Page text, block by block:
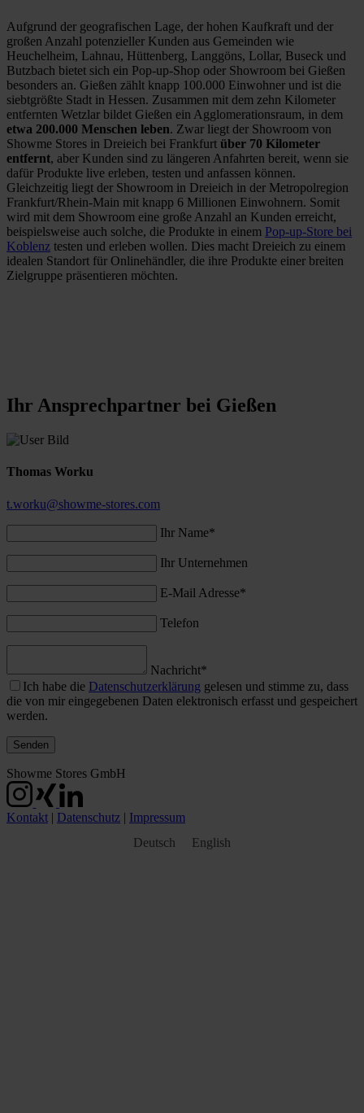
Aufgrund der geografischen Lage, der hohen Kaufkraft und der
großen Anzahl potenzieller Kunden aus Gemeinden wie
Heuchelheim, Lahnau, Hüttenberg, Langgöns, Lollar, Buseck und
Butzbach bietet sich ein Pop-up-Shop oder Showroom bei Gießen
besonders an. Gießen zählt knapp 100.000 Einwohner und ist die
siebtgrößte Stadt in Hessen. Zusammen mit dem zehn Kilometer
entfernten Wetzlar bildet Gießen ein Agglomerationsraum, in dem
etwa 200.000 Menschen leben. Zwar liegt der Showroom von
Showme Stores in Dreieich bei Frankfurt über 70 Kilometer
entfernt, aber Kunden sind zu längeren Anfahrten bereit, wenn sie
dafür Produkte live erleben, testen und anfassen können.
Gleichzeitig liegt der Showroom in Dreieich in der Metropolregion
Frankfurt/Rhein-Main mit knapp 6 Millionen Einwohnern. Somit
wird mit dem Showroom eine große Anzahl an Kunden erreicht,
beispielsweise auch solche, die Produkte in einem Pop-up-Store bei
Koblenz testen und erleben wollen. Dies macht Dreieich zu einem
idealen Standort für Onlinehändler, die ihre Produkte einer breiten
Zielgruppe präsentieren möchten.
Ihr Ansprechpart­ner bei Gießen
Thomas Worku
t.worku@showme-stores.com
Ihr Name*
Ihr Unternehmen
E-Mail Adresse*
Telefon
Nachricht*
Ich habe die Datenschutzerklärung gelesen und stimme zu, dass
die von mir eingegebenen Daten elektronisch erfasst und gespeichert
werden.
Showme Stores GmbH
Kontakt | Datenschutz | Impressum
Deutsch
English